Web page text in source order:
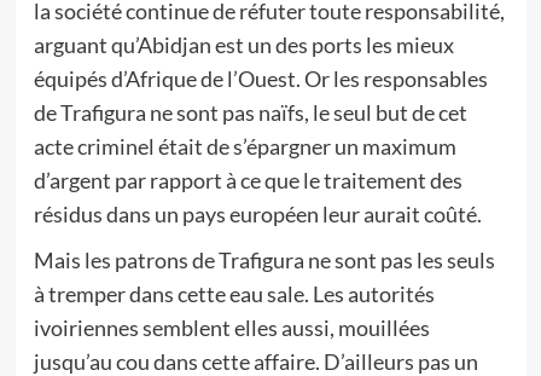
la société continue de réfuter toute responsabilité,
arguant qu’Abidjan est un des ports les mieux
équipés d’Afrique de l’Ouest. Or les responsables
de Trafigura ne sont pas naïfs, le seul but de cet
acte criminel était de s’épargner un maximum
d’argent par rapport à ce que le traitement des
résidus dans un pays européen leur aurait coûté.
Mais les patrons de Trafigura ne sont pas les seuls
à tremper dans cette eau sale. Les autorités
ivoiriennes semblent elles aussi, mouillées
jusqu’au cou dans cette affaire. D’ailleurs pas un